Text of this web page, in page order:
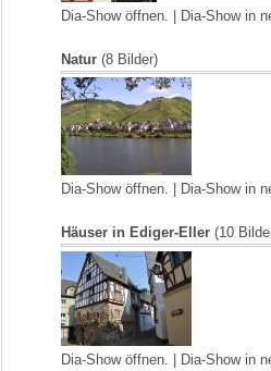
Dia-Show öffnen. | Dia-Show in
Natur(8 Bilder)
Dia-Show öffnen. Dia-Show in
Häuser in Ediger-Eller(10
Dia-Show öffnen. Dia-Show in